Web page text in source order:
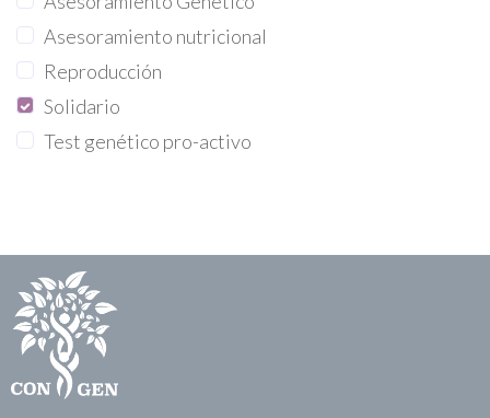
Asesoramiento nutricional
Reproducción
Solidario
Test genético pro-activo